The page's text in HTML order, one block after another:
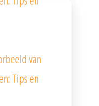
van
Tips en